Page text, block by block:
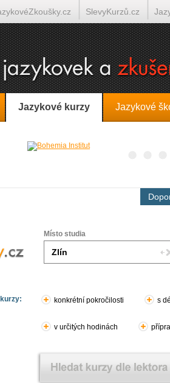
Jazykové kurzy Jazykové
Místo studia
konkrétní pokročilosti s
v určitých hodinách
SlevyKurzů.cz
Italština on-line Tlumočení-